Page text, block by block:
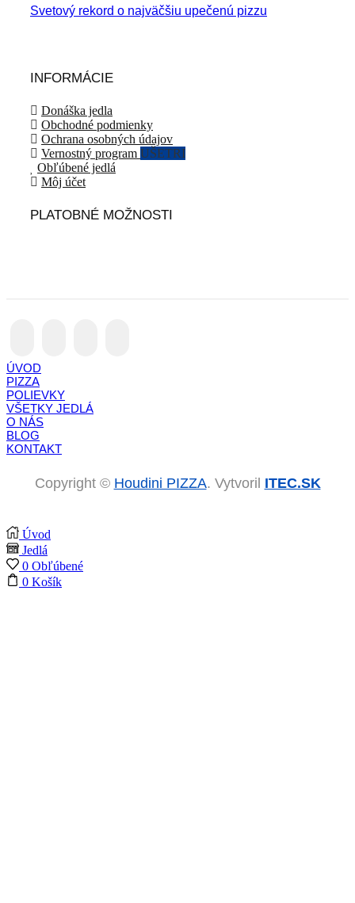
Svetový rekord o najväčšiu upečenú pizzu
INFORMÁCIE
Donáška jedla
Obchodné podmienky
Ochrana osobných údajov
Vernostný program UŠETRI
Obľúbené jedlá
Môj účet
PLATOBNÉ MOŽNOSTI
ÚVOD
PIZZA
POLIEVKY
VŠETKY JEDLÁ
O NÁS
BLOG
KONTAKT
Copyright © Houdini PIZZA. Vytvoril ITEC.SK
Úvod
Jedlá
0 Obľúbené
0 Košík